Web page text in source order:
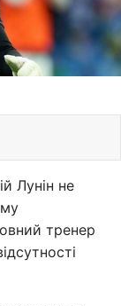
Лунін не
тренер